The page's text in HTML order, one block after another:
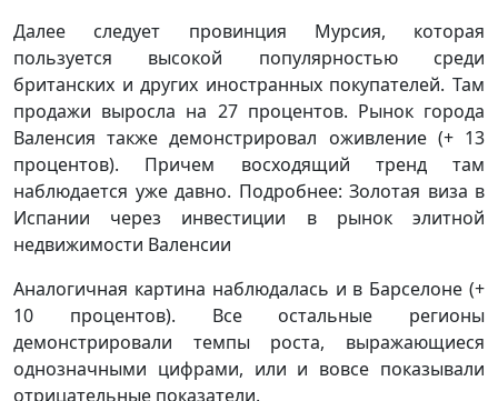
Далее следует провинция Мурсия, которая
пользуется высокой популярностью среди
британских и других иностранных покупателей. Там
продажи выросла на 27 процентов. Рынок города
Валенсия также демонстрировал оживление (+ 13
процентов). Причем восходящий тренд там
наблюдается уже давно. Подробнее: Золотая виза в
Испании через инвестиции в рынок элитной
недвижимости Валенсии
Аналогичная картина наблюдалась и в Барселоне (+
10 процентов). Все остальные регионы
демонстрировали темпы роста, выражающиеся
однозначными цифрами, или и вовсе показывали
отрицательные показатели.